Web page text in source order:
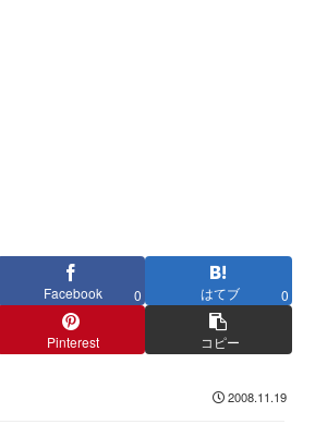
Facebook 0 はてブ 0
Pinterest コピー
2008.11.19